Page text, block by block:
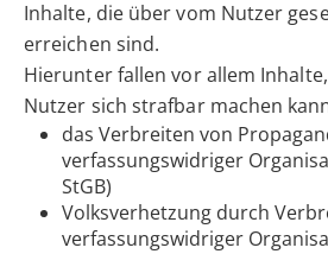
Inhalte, die über vom Nutzer
erreichen sind.
Hierunter fallen vor allem
Nutzer sich strafbar machen
das Verbreiten von
verfassungswidriger
StGB)
Volksverhetzung durch
verfassungswidriger